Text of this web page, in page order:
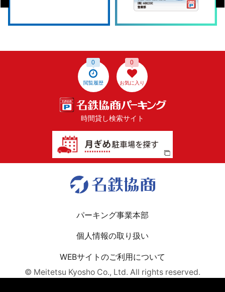
閲覧履歴
0
お気に入り
0
時間貸し検索サイト
パーキング事業本部
個人情報の取り扱い
WEBサイトのご利用について
© Meitetsu Kyosho Co., Ltd. All rights reserved.